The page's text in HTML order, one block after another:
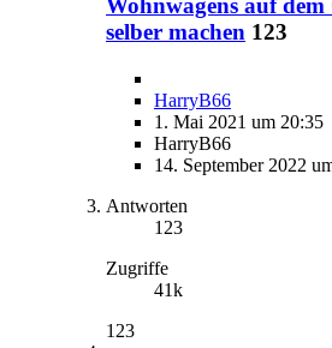
Wohnwagens auf
selber machen 123
HarryB66
1. Mai 2021 um 20:35
HarryB66
14. September 2022
Antworten
123
Zugriffe
41k
123